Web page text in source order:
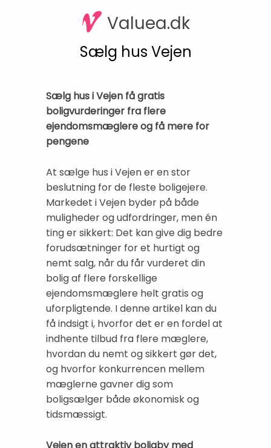
Valuea.dk
Sælg hus Vejen
Sælg hus i Vejen få gratis
boligvurderinger fra flere
ejendomsmæglere og få mere for
pengene
At sælge hus i Vejen er en stor
beslutning for de fleste boligejere.
Markedet i Vejen byder på både
muligheder og udfordringer, men én
ting er sikkert: Det kan give dig bedre
forudsætninger for et hurtigt og
nemt salg, når du får vurderet din
bolig af flere forskellige
ejendomsmæglere helt gratis og
uforpligtende. I denne artikel kan du
få indsigt i, hvorfor det er en fordel at
indhente tilbud fra flere mæglere,
hvordan du nemt og sikkert gør det,
og hvorfor konkurrencen mellem
mæglerne gavner dig som
boligsælger både økonomisk og
tidsmæssigt.